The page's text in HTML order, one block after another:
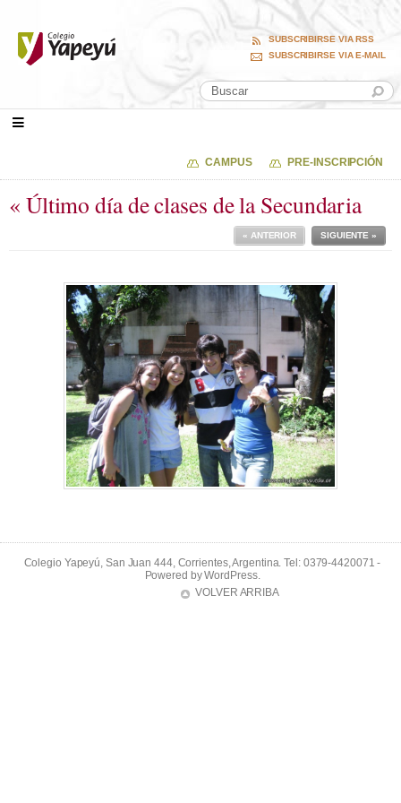
SUBSCRIBIRSE VIA RSS
SUBSCRIBIRSE VIA E-MAIL
CAMPUS PRE-INSCRIPCIÓN
« Último día de clases de la Secundaria
SIGUIENTE »
« ANTERIOR
Colegio Yapeyú, San Juan 444, Corrientes, Argentina. Tel: 0379-4420071 -
Powered byWordPress.
VOLVER ARRIBA